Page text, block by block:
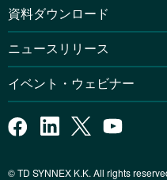
資料ダウンロード
ニュースリリース
イベント・ウェビナー
© TD SYNNEX K.K. All rights